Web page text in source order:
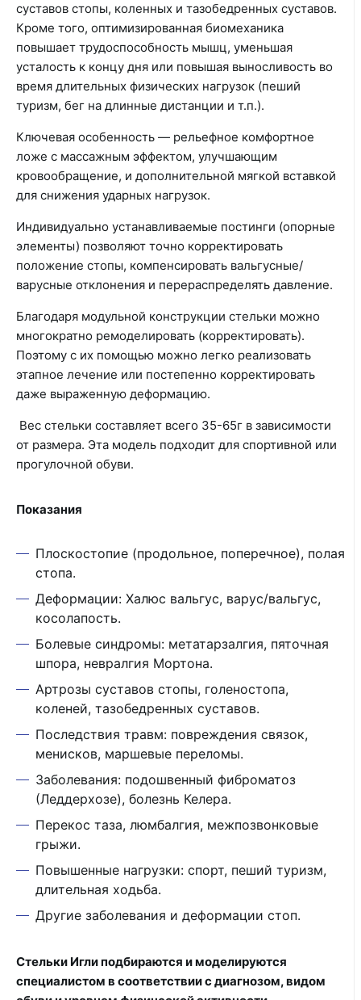
суставов стопы, коленных и тазобедренных суставов.
Кроме того, оптимизированная биомеханика
повышает трудоспособность мышц, уменьшая
усталость к концу дня или повышая выносливость во
время длительных физических нагрузок (пеший
туризм, бег на длинные дистанции и т.п.).
Ключевая особенность — рельефное комфортное
ложе с массажным эффектом, улучшающим
кровообращение, и дополнительной мягкой вставкой
для снижения ударных нагрузок.
Индивидуально устанавливаемые постинги (опорные
элементы) позволяют точно корректировать
положение стопы, компенсировать вальгусные/
варусные отклонения и перераспределять давление.
Благодаря модульной конструкции стельки можно
многократно ремоделировать (корректировать).
Поэтому с их помощью можно легко реализовать
этапное лечение или постепенно корректировать
даже выраженную деформацию.
Вес стельки составляет всего 35-65г в зависимости
от размера. Эта модель подходит для спортивной или
прогулочной обуви.
Показания
Плоскостопие (продольное, поперечное), полая
стопа.
Деформации: Халюс вальгус, варус/вальгус,
косолапость.
Болевые синдромы: метатарзалгия, пяточная
шпора, невралгия Мортона.
Артрозы суставов стопы, голеностопа,
коленей, тазобедренных суставов.
Последствия травм: повреждения связок,
менисков, маршевые переломы.
Заболевания: подошвенный фиброматоз
(Леддерхозе), болезнь Келера.
Перекос таза, люмбалгия, межпозвонковые
грыжи.
Повышенные нагрузки: спорт, пеший туризм,
длительная ходьба.
Другие заболевания и деформации стоп.
Стельки Игли подбираются и моделируются
специалистом в соответствии с диагнозом, видом